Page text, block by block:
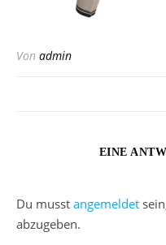
Von admin
EINE
Du musst angemeldet
abzugeben.